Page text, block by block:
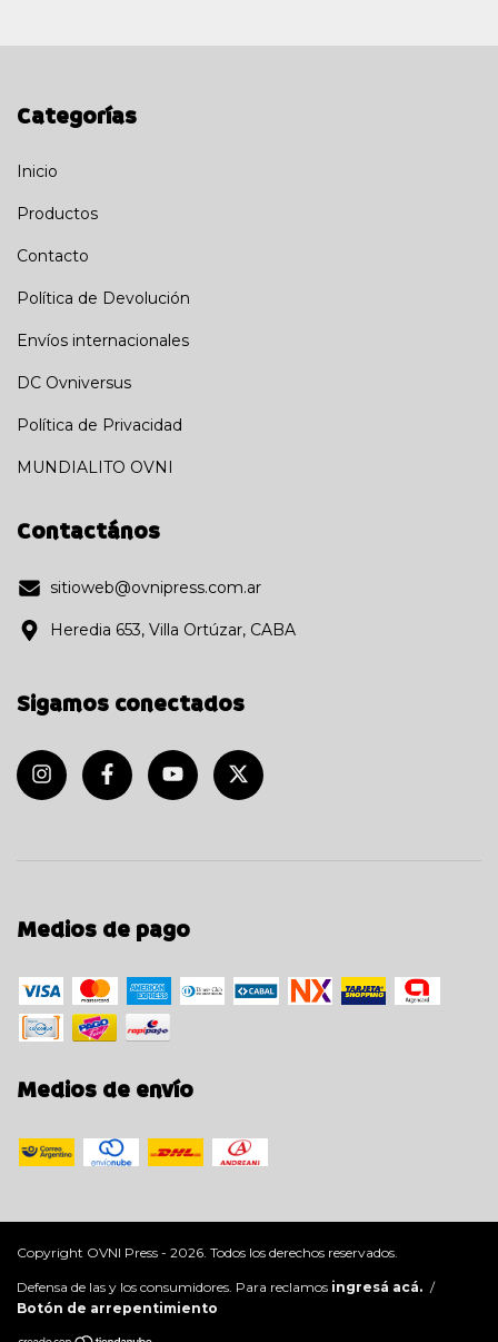
Categorías
Inicio
Productos
Contacto
Política de Devolución
Envíos internacionales
DC Ovniversus
Política de Privacidad
MUNDIALITO OVNI
Contactános
sitioweb@ovnipress.com.ar
Heredia 653, Villa Ortúzar, CABA
Sigamos conectados
Medios de pago
Medios de envío
Copyright OVNI Press - 2026. Todos los derechos reservados.
Defensa de las y los consumidores. Para reclamos ingresá acá. /
Botón de arrepentimiento